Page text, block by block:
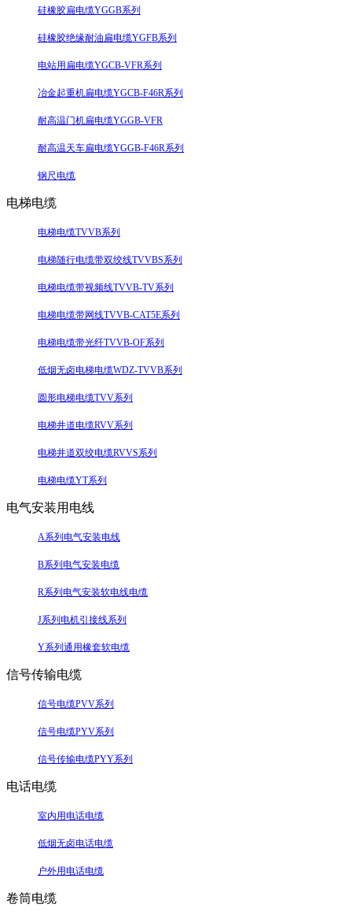
硅橡胶扁电缆YGGB系列
硅橡胶绝缘耐油扁电缆YGFB系列
电站用扁电缆YGCB-VFR系列
冶金起重机扁电缆YGCB-F46R系列
耐高温门机扁电缆YGGB-VFR
耐高温天车扁电缆YGGB-F46R系列
钢尺电缆
电梯电缆
电梯电缆TVVB系列
电梯随行电缆带双绞线TVVBS系列
电梯电缆带视频线TVVB-TV系列
电梯电缆带网线TVVB-CAT5E系列
电梯电缆带光纤TVVB-OF系列
低烟无卤电梯电缆WDZ-TVVB系列
圆形电梯电缆TVV系列
电梯井道电缆RVV系列
电梯井道双绞电缆RVVS系列
电梯电缆YT系列
电气安装用电线
A系列电气安装电线
B系列电气安装电缆
R系列电气安装软电线电缆
J系列电机引接线系列
Y系列通用橡套软电缆
信号传输电缆
信号电缆PVV系列
信号电缆PYV系列
信号传输电缆PYY系列
电话电缆
室内用电话电缆
低烟无卤电话电缆
户外用电话电缆
卷筒电缆